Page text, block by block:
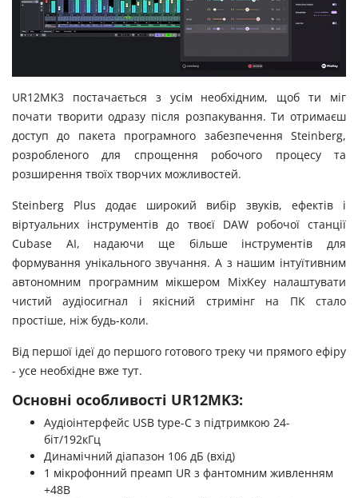
UR12MK3 постачається з усім необхідним, щоб ти міг
почати творити одразу після розпакування. Ти отримаєш
доступ до пакета програмного забезпечення Steinberg,
розробленого для спрощення робочого процесу та
розширення твоїх творчих можливостей.
Steinberg Plus додає широкий вибір звуків, ефектів і
віртуальних інструментів до твоєї DAW робочої станції
Cubase AI, надаючи ще більше інструментів для
формування унікального звучання. А з нашим інтуїтивним
автономним програмним мікшером MixKey налаштувати
чистий аудіосигнал і якісний стримінг на ПК стало
простіше, ніж будь-коли.
Від першої ідеї до першого готового треку чи прямого ефіру
- усе необхідне вже тут.
Основні особливості UR12MK3:
Аудіоінтерфейс USB type-C з підтримкою 24-
біт/192кГц
Динамічний діапазон 106 дБ (вхід)
1 мікрофонний преамп UR з фантомним живленням
+48В